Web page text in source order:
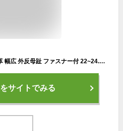
[スポルス] スニーカー 撥水 本革 幅広 外反母趾 ファスナー付 22~24.5cm レディース SP0212 ライトブルー 24.5 cm 3E
サイトでみる